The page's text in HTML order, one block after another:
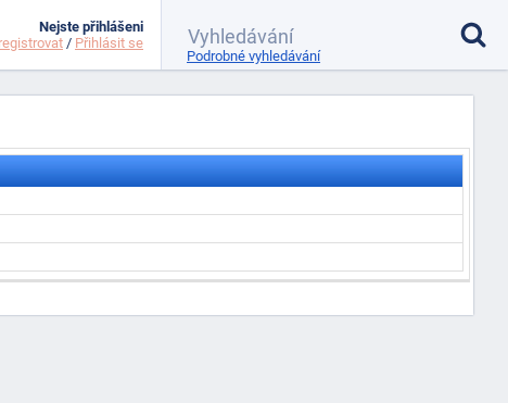
Nejste přihlášeni
/ Přihlásit se
Podrobné vyhledávání